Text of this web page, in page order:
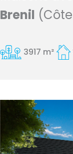
Brenil
3917 m²